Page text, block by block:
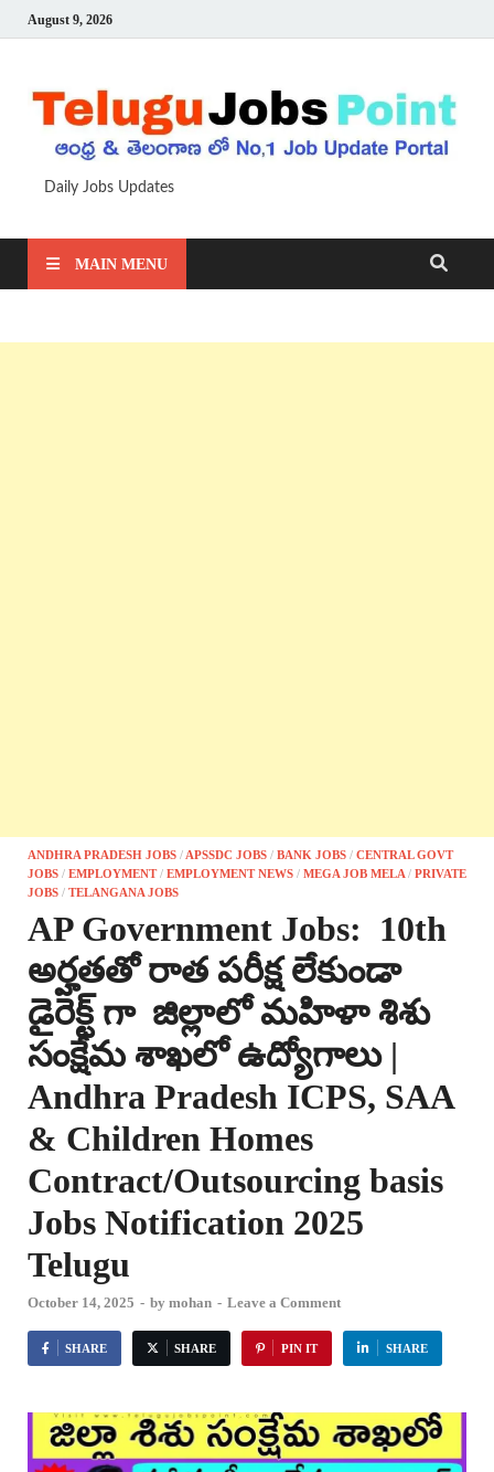
August 9, 2026
Daily Jobs Updates
MAIN MENU
ANDHRA PRADESH JOBS / APSSDC JOBS / BANK JOBS / CENTRAL GOVT
JOBS / EMPLOYMENT/ EMPLOYMENT NEWS / MEGA JOB MELA / PRIVATE
JOBS / TELANGANA JOBS
AP Government Jobs: 10th
అర్హతతో రాత పరీక్ష లేకుండా
డైరెక్ట్ గా జిల్లాలో మహిళా శిశు
సంక్షేమ శాఖలో ఉద్యోగాలు |
Andhra Pradesh ICPS, SAA
& Children Homes
Contract/Outsourcing basis
Jobs Notification 2025
Telugu
October 14, 2025 - by mohan - Leave a Comment
SHARE SHARE PIN IT SHARE